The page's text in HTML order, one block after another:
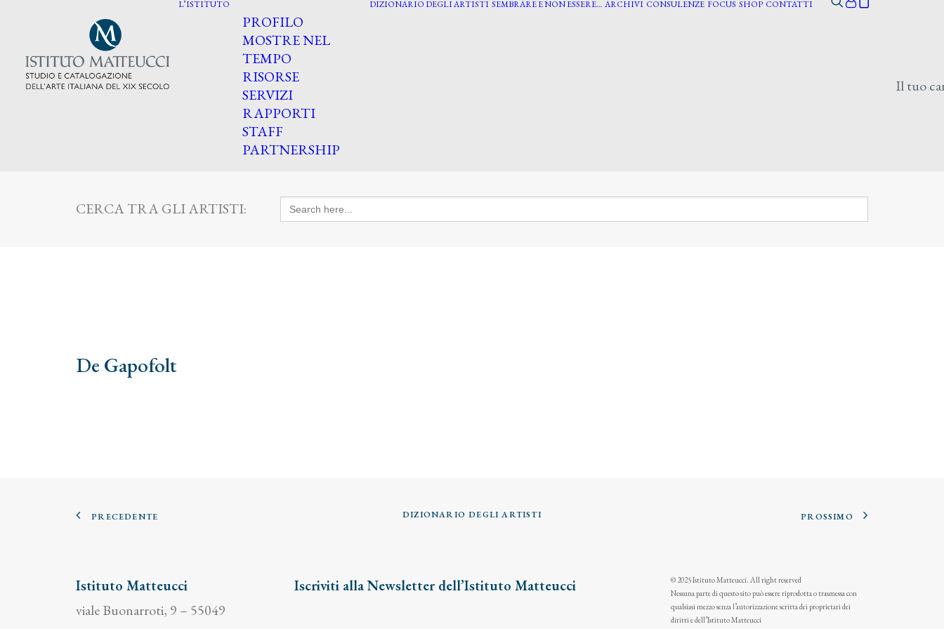
L’ISTITUTO
PROFILO
MOSTRE NEL
TEMPO
RISORSE
SERVIZI
RAPPORTI
STAFF
PARTNERSHIP
DIZIONARIO DEGLI ARTISTI SEMBRARE E NON ESSERE… ARCHIVI CONSULENZE FOCUS SHOP CONTATTI
Il tuo
CERCA TRA GLI ARTISTI: Search
for:
De Gapofolt
PRECEDENTE DIZIONARIO DEGLI ARTISTI PROSSIMO
Istituto Matteucci
viale Buonarroti, 9 – 55049
Iscriviti alla Newsletter dell’Istituto Matteucci
© 2025 Istituto Matteucci. All right reserved
Nessuna parte di questo sito può essere riprodotta o trasmessa con
qualsiasi mezzo senza l’autorizzazione scritta dei proprietari dei
diritti e dell’Istituto Matteucci